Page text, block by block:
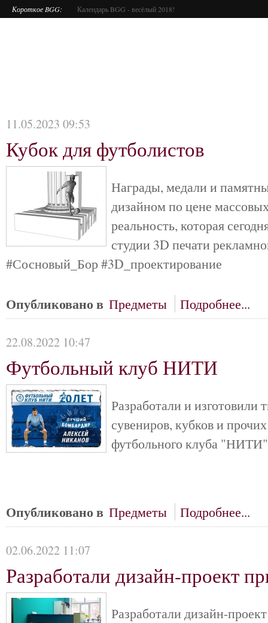
Короткое BGG: Календарь BGG - весёлый 2018!
11.05.2023 09:53
Кубок для футболистов
Награды, медали и
дизайном по цене
реальность, которая
студии 3D печати
#Сосновый_Бор #3D_проектирование
Опубликовано в Предметы Подробнее...
22.08.2022 10:47
Футбольный клуб НИТИ
Разработали и изготовили
сувениров, кубков и
футбольного клуба
Опубликовано в Предметы Подробнее...
02.06.2022 11:07
Разработали дизайн-проект
Разработали дизайн-